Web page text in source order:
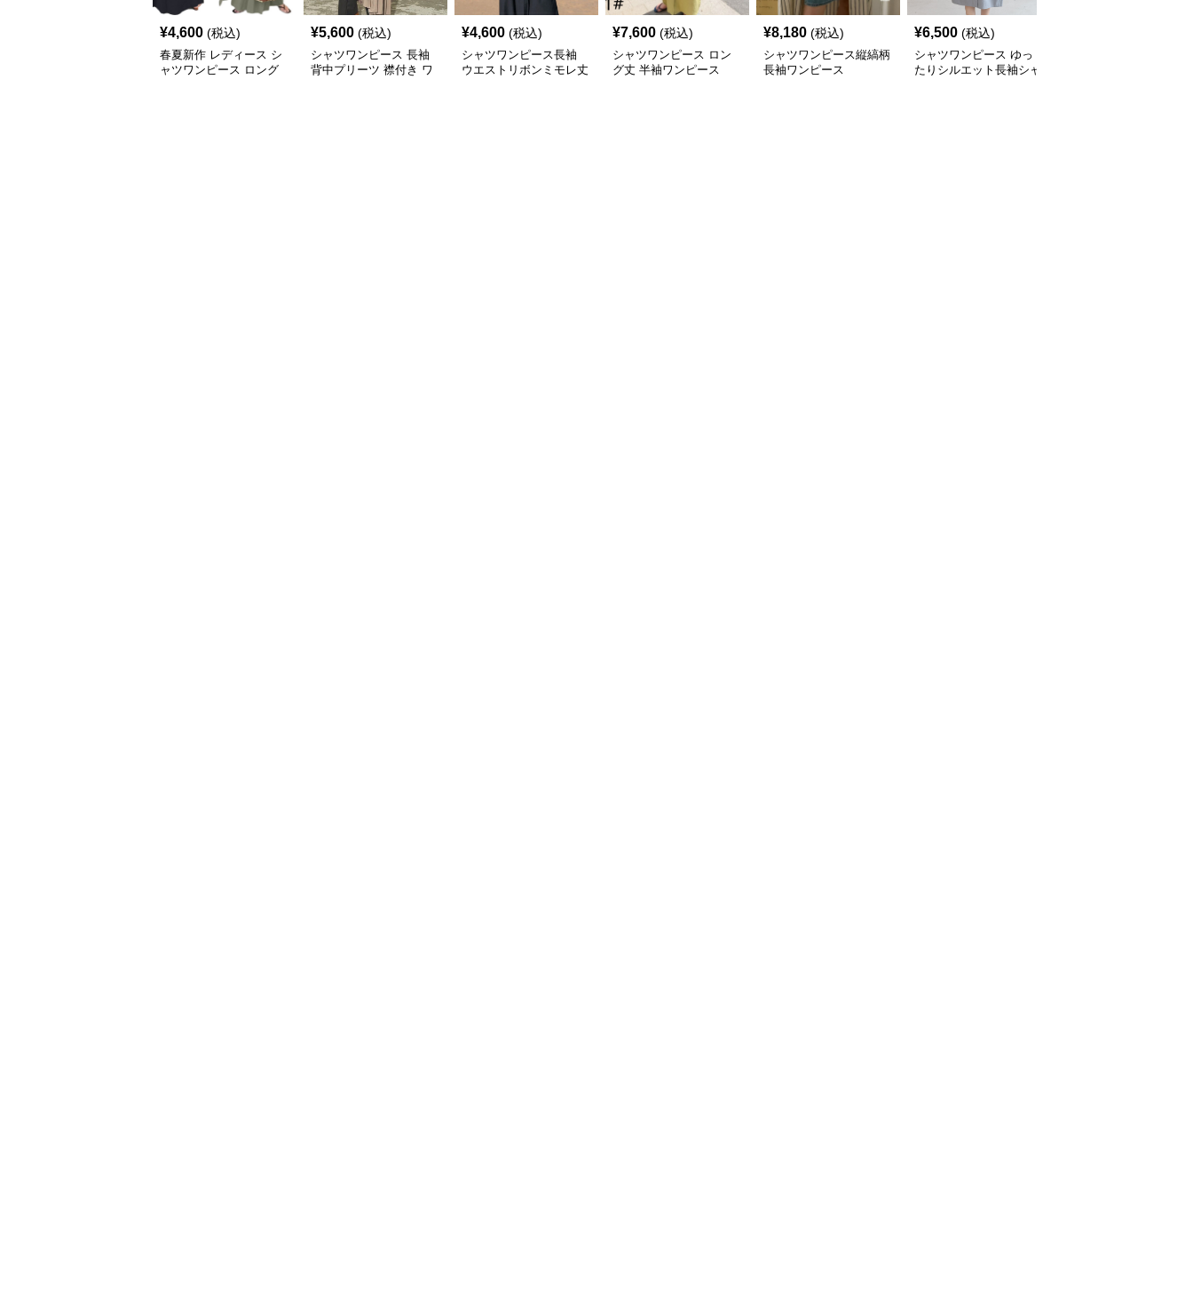
¥4,600 (税込)
春夏新作 レディース シ
ャツワンピース ロング
¥5,600 (税込)
シャツワンピース 長袖
背中プリーツ 襟付き ワ
¥4,600 (税込)
シャツワンピース長袖
ウエストリボンミモレ丈
¥7,600 (税込)
シャツワンピース ロン
グ丈 半袖ワンピース
¥8,180 (税込)
シャツワンピース縦縞柄
長袖ワンピース
¥6,500 (税込)
シャツワンピース ゆっ
たりシルエット長袖シャ